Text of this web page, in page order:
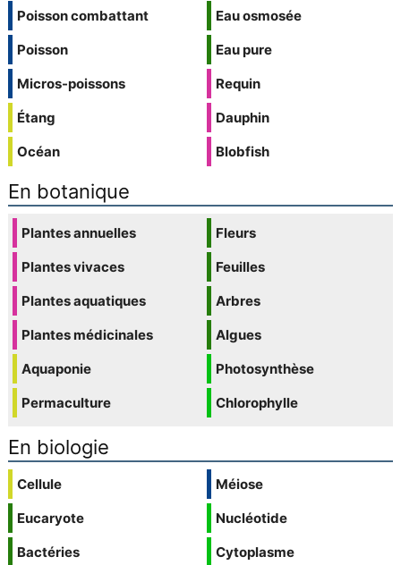
Poisson combattant
Poisson
Micros-poissons
Étang
Océan
Eau osmosée
Eau pure
Requin
Dauphin
Blobfish
En botanique
Plantes annuelles
Plantes vivaces
Plantes aquatiques
Plantes médicinales
Aquaponie
Permaculture
Fleurs
Feuilles
Arbres
Algues
Photosynthèse
Chlorophylle
En biologie
Cellule
Eucaryote
Bactéries
Méiose
Nucléotide
Cytoplasme